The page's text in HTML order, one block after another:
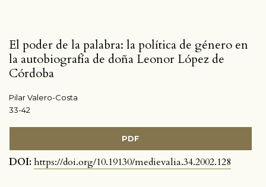
El poder de la palabra: la política de género en
la autobiografía de doña Leonor López de
Córdoba
Pilar Valero-Costa
33-42
PDF
DOI: https://doi.org/10.19130/medievalia.34.2002.128